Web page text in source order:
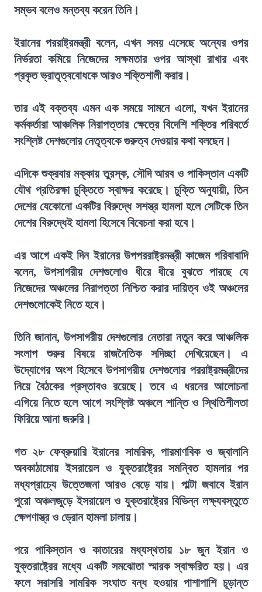
সম্ভব বলেও মন্তব্য করেন তিনি।
ইরানের পররাষ্ট্রমন্ত্রী বলেন, এখন সময় এসেছে অন্যের ওপর
নির্ভরতা কমিয়ে নিজেদের সক্ষমতার ওপর আস্থা রাখার এবং
প্রকৃত ভ্রাতৃত্ববোধকে আরও শক্তিশালী করার।
তার এই বক্তব্য এমন এক সময়ে সামনে এলো, যখন ইরানের
কর্মকর্তারা আঞ্চলিক নিরাপত্তার ক্ষেত্রে বিদেশি শক্তির পরিবর্তে
সংশ্লিষ্ট দেশগুলোর নেতৃত্বকে গুরুত্ব দেওয়ার কথা বলছেন।
এদিকে শুক্রবার মক্কায় তুরস্ক, সৌদি আরব ও পাকিস্তান একটি
যৌথ প্রতিরক্ষা চুক্তিতে স্বাক্ষর করেছে। চুক্তি অনুযায়ী, তিন
দেশের যেকোনো একটির বিরুদ্ধে সশস্ত্র হামলা হলে সেটিকে তিন
দেশের বিরুদ্ধেই হামলা হিসেবে বিবেচনা করা হবে।
এর আগে একই দিন ইরানের উপপররাষ্ট্রমন্ত্রী কাজেম গরিবাবাদি
বলেন, উপসাগরীয় দেশগুলোও ধীরে ধীরে বুঝতে পারছে যে
নিজেদের অঞ্চলের নিরাপত্তা নিশ্চিত করার দায়িত্ব ওই অঞ্চলের
দেশগুলোকেই নিতে হবে।
তিনি জানান, উপসাগরীয় দেশগুলোর নেতারা নতুন করে আঞ্চলিক
সংলাপ শুরুর বিষয়ে রাজনৈতিক সদিচ্ছা দেখিয়েছেন। এ
উদ্যোগের অংশ হিসেবে উপসাগরীয় দেশগুলোর পররাষ্ট্রমন্ত্রীদের
নিয়ে বৈঠকের প্রস্তাবও রয়েছে। তবে এ ধরনের আলোচনা
এগিয়ে নিতে হলে আগে সংশ্লিষ্ট অঞ্চলে শান্তি ও স্থিতিশীলতা
ফিরিয়ে আনা জরুরি।
গত ২৮ ফেব্রুয়ারি ইরানের সামরিক, পারমাণবিক ও জ্বালানি
অবকাঠামোয় ইসরায়েল ও যুক্তরাষ্ট্রের সমন্বিত হামলার পর
মধ্যপ্রাচ্যে উত্তেজনা আরও বেড়ে যায়। পাল্টা জবাবে ইরান
পুরো অঞ্চলজুড়ে ইসরায়েল ও যুক্তরাষ্ট্রের বিভিন্ন লক্ষ্যবস্তুতে
ক্ষেপণাস্ত্র ও ড্রোন হামলা চালায়।
পরে পাকিস্তান ও কাতারের মধ্যস্থতায় ১৮ জুন ইরান ও
যুক্তরাষ্ট্রের মধ্যে একটি সমঝোতা স্মারক স্বাক্ষরিত হয়। এর
ফলে সরাসরি সামরিক সংঘাত বন্ধ হওয়ার পাশাপাশি চূড়ান্ত